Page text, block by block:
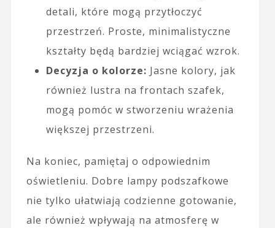
detali, które mogą przytłoczyć
przestrzeń. Proste, minimalistyczne
kształty będą bardziej wciągać wzrok.
Decyzja o kolorze: Jasne kolory, jak
również lustra na frontach szafek,
mogą pomóc w stworzeniu wrażenia
większej przestrzeni.
Na koniec, pamiętaj o odpowiednim
oświetleniu. Dobre lampy podszafkowe
nie tylko ułatwiają codzienne gotowanie,
ale również wpływają na atmosferę w